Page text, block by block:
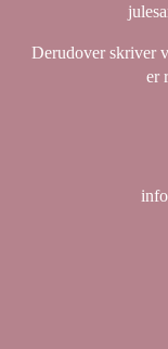
Derudover skriver
er